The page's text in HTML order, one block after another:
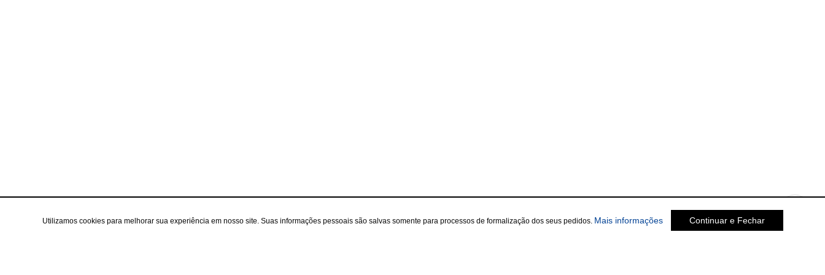
Utilizamos cookies para melhorar sua experiência em nosso site. Suas informações pessoais são salvas somente para processos de formalização dos seus pedidos. Mais informações Continuar e Fechar